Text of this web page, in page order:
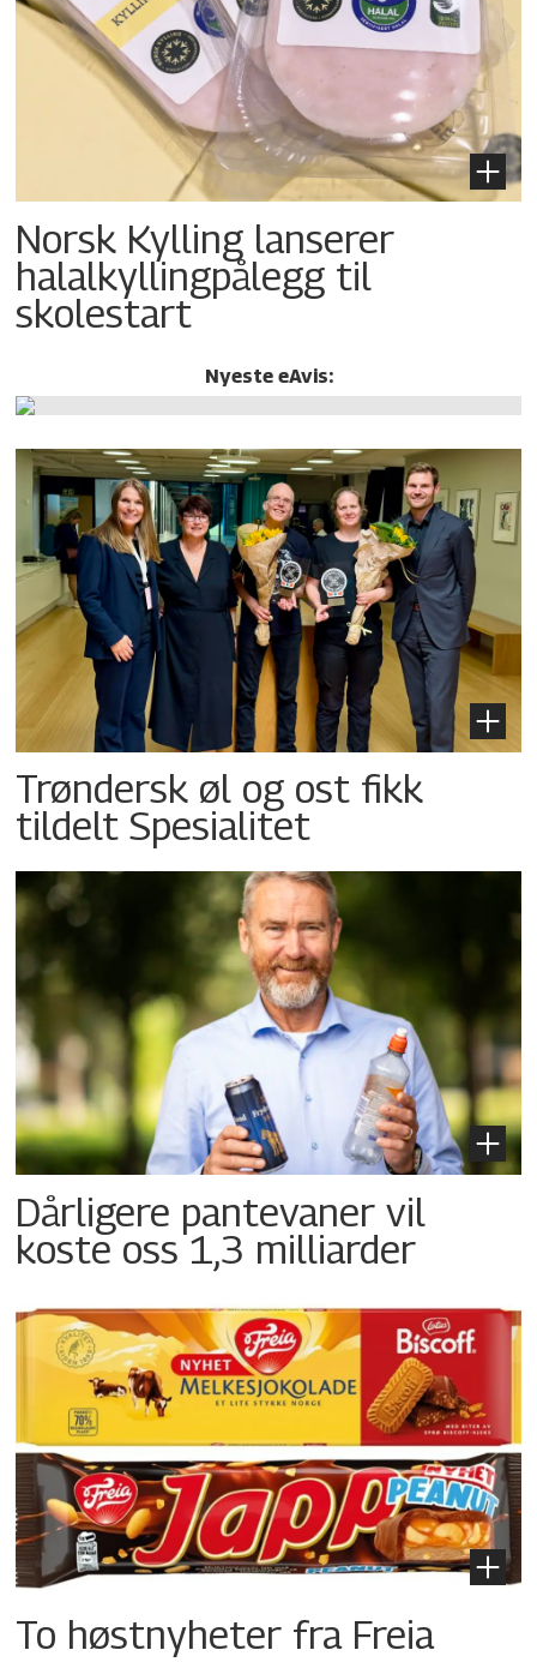
Norsk Kylling lanserer
halalkylling­pålegg til
skolestart
Nyeste eAvis:
Trøndersk øl og ost fikk
tildelt Spesialitet
Dårligere pantevaner vil
koste oss 1,3 milliarder
To høstnyheter fra Freia